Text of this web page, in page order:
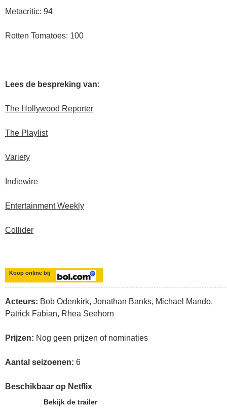
Metacritic: 94
Rotten Tomatoes: 100
Lees de bespreking van:
The Hollywood Reporter
The Playlist
Variety
Indiewire
Entertainment Weekly
Collider
Koop online bij
Acteurs: Bob Odenkirk, Jonathan Banks, Michael Mando,
Patrick Fabian, Rhea Seehorn
Prijzen: Nog geen prijzen of nominaties
Aantal seizoenen: 6
Beschikbaar op Netflix
Bekijk de trailer